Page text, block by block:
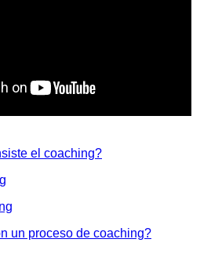
el coaching?
un proceso de coaching?